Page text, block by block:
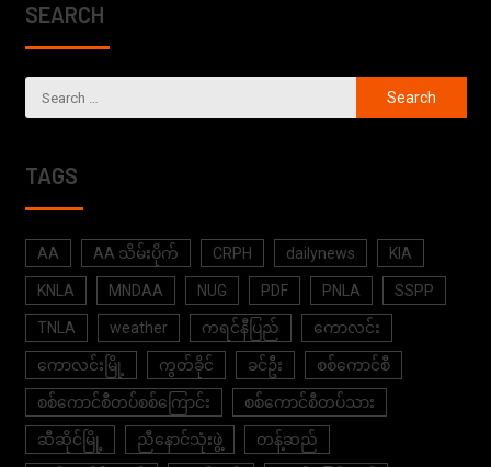
SEARCH
TAGS
AA AA သိမ်းပိုက် CRPH dailynews KIA
KNLA MNDAA NUG PDF PNLA SSPP
TNLA weather ကရင်နီပြည် ကောလင်း
ကောလင်းမြို့ ကွတ်ခိုင် ခင်ဦး စစ်ကောင်စီ
စစ်ကောင်စီတပ်စစ်ကြောင်း စစ်ကောင်စီတပ်သား
ဆီဆိုင်မြို့ ညီနောင်သုံးဖွဲ့ တန့်ဆည်